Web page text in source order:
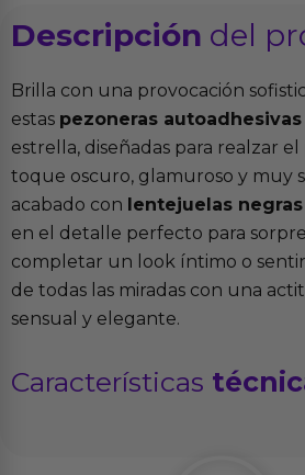
Descripción del
Brilla con una provocación
estas pezoneras autoadhesivas
estrella, diseñadas para realzar
toque oscuro, glamuroso y muy
acabado con lentejuelas negras
en el detalle perfecto para
completar un look íntimo o
de todas las miradas con una
sensual y elegante.
Características